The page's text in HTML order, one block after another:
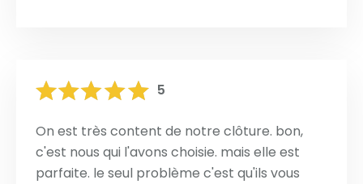
5
On est très content de notre clôture. bon,
c'est nous qui l'avons choisie. mais elle est
parfaite. le seul problème c'est qu'ils vous